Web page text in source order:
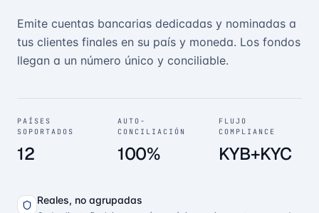
Emite cuentas bancarias dedicadas y nominadas a
tus clientes finales en su país y moneda. Los fondos
llegan a un número único y conciliable.
PAÍSES
SOPORTADOS
12
AUTO-
CONCILIACIÓN
100%
FLUJO
COMPLIANCE
KYB+KYC
Reales, no agrupadas